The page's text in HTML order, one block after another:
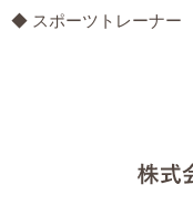
◆ スポーツトレーナー